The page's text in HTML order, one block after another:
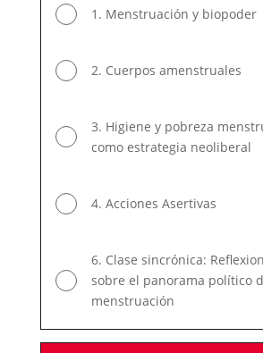
1. Menstruación y biopoder
2. Cuerpos amenstruales
3. Higiene y pobreza
como estrategia neoliberal
4. Acciones Asertivas
6. Clase sincrónica:
sobre el panorama político
menstruación